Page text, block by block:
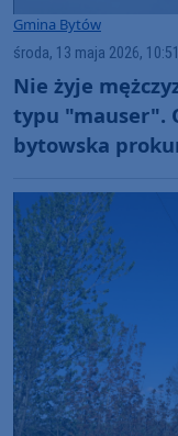
Gmina Bytów
środa, 13 maja 2026, 10:51
Nie żyje
typu "mauser".
bytowska